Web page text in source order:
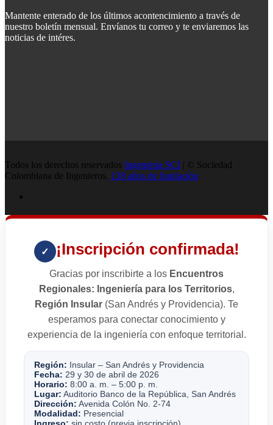
Mantente enterado de los últimos acontencimiento a través de
nuestro boletín mensual. Envíanos tu correo y te enviaremos las
noticias de intéres.
Todos los derechos reservados Ingenieria SCI | © Sociedad
Colombiana de Ingenieros. 138 años de fundación
✓ ¡Inscripción confirmada!
Gracias por inscribirte a los Encuentros
Regionales: Ingeniería para los Territorios,
Región Insular (San Andrés y Providencia). Te
esperamos para conectar conocimiento y
experiencia de la ingeniería con enfoque territorial.
Región: Insular – San Andrés y Providencia
Fecha: 29 y 30 de abril de 2026
Horario: 8:00 a. m. – 5:00 p. m.
Lugar: Auditorio Banco de la República, San Andrés
Dirección: Avenida Colón No. 2-74
Modalidad: Presencial